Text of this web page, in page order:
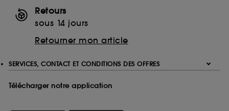
Retours
sous 14 jours
Retourner mon article
SERVICES, CONTACT ET CONDITIONS DES OFFRES
Télécharger notre application